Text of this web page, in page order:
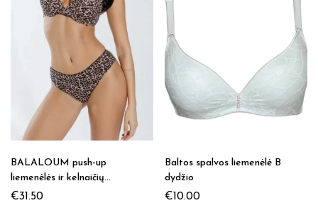
BALALOUM push-up
liemenėlės ir kelnaičių
komplektas B dydžio
€31.50
Baltos spalvos liemenėlė B
dydžio
€10.00